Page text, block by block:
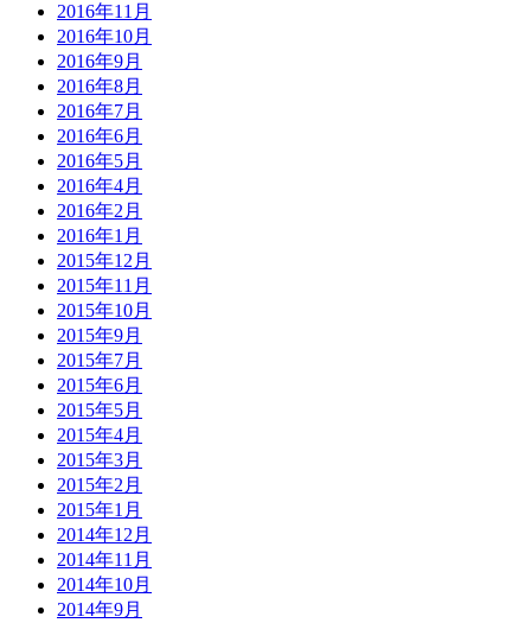
2016年11月
2016年10月
2016年9月
2016年8月
2016年7月
2016年6月
2016年5月
2016年4月
2016年2月
2016年1月
2015年12月
2015年11月
2015年10月
2015年9月
2015年7月
2015年6月
2015年5月
2015年4月
2015年3月
2015年2月
2015年1月
2014年12月
2014年11月
2014年10月
2014年9月